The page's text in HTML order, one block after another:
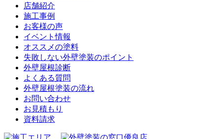
店舗紹介
施工事例
お客様の声
イベント情報
オススメの塗料
失敗しない外壁塗装のポイント
外壁屋根診断
よくある質問
外壁屋根塗装の流れ
お問い合わせ
お見積もり
資料請求